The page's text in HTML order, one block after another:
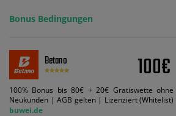
Bedingungen können geändert werden. AGB
Suchtrisiken: buwei.de.
Bonus Bedingungen
Betano 100€
100% Bonus bis 80€ + 20€ Gratiswette
Neukunden | AGB gelten | Lizenziert
buwei.de